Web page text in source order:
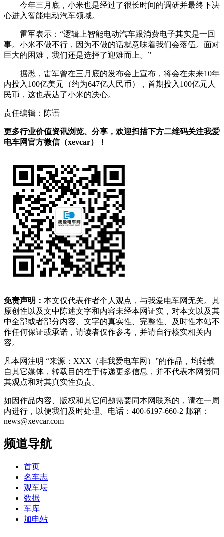
今年三月底，小米也是经过了很长时间的调研并最终下决
心进入智能电动汽车领域。
雷军表示：“逻辑上智能电动汽车跟消费电子其实是一回
事。小米不做不行，因为不做的话就意味着我们会落伍。面对
巨大的困难，我们还是选择了迎难而上。”
据悉，雷军曾在三月底的发布会上宣布，将会在未来10年
内投入100亿美元（约为647亿人民币），首期投入100亿元人
民币，这也表达了小米的决心。
责任编辑：陈语
更多行业价值资讯浏览、分享，欢迎扫描下方二维码关注我爱
电车网官方微信（xevcar）！
免责声明： 本文仅代表作者个人观点，与我爱电车网无关。其
原创性以及文中陈述文字和内容未经本网证实，对本文以及其
中全部或者部分内容、文字的真实性、完整性、及时性本站不
作任何保证或承诺，请读者仅作参考，并请自行核实相关内
容。
凡本网注明 “来源：XXX（非我爱电车网）”的作品，均转载
自其它媒体，转载目的在于传递更多信息，并不代表本网赞同
其观点和对其真实性负责。
如因作品内容、版权和其它问题需要同本网联系的，请在一周
内进行，以便我们及时处理。电话：400-6197-660-2 邮箱：
news@xevcar.com
频道导航
首页
名车志
观车坛
数据
车库
加电站